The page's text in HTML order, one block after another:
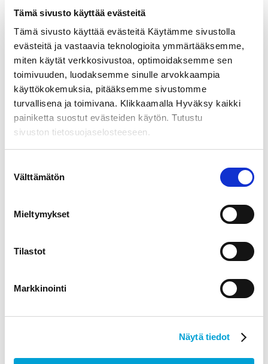
Tämä sivusto käyttää evästeitä
Tämä sivusto käyttää evästeitä Käytämme sivustolla
evästeitä ja vastaavia teknologioita ymmärtääksemme,
miten käytät verkkosivustoa, optimoidaksemme sen
toimivuuden, luodaksemme sinulle arvokkaampia
käyttökokemuksia, pitääksemme sivustomme
turvallisena ja toimivana. Klikkaamalla Hyväksy kaikki
painiketta suostut evästeiden käytön. Tutustu
sivuston tietosuojaselosteeseen.
valinta
Välttämätön
Mieltymykset
Tilastot
Markkinointi
Näytä tiedot